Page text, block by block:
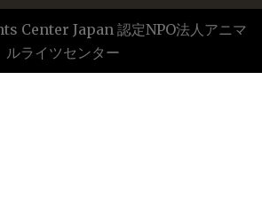
Center Japan 認定NPO法人アニマ
ルライツセンター